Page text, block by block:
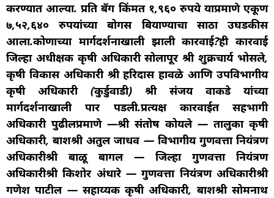
करण्यात आल्या. प्रति बॅग किंमत १,९६० रुपये याप्रमाणे एकूण
₹७,५२,६४० रुपयांच्या बोगस बियाण्याचा साठा उघडकीस
आला.कोणाच्या मार्गदर्शनाखाली झाली कारवाई?ही कारवाई
जिल्हा अधीक्षक कृषी अधिकारी सोलापूर श्री शुक्रचार्य भोसले,
कृषी विकास अधिकारी श्री हरिदास हावळे आणि उपविभागीय
कृषी अधिकारी (कुर्डुवाडी) श्री संजय वाकडे यांच्या
मार्गदर्शनाखाली पार पडली.प्रत्यक्ष कारवाईत सहभागी
अधिकारी पुढीलप्रमाणे —श्री संतोष कोयले — तालुका कृषी
अधिकारी, बार्शीश्री अतुल जाधव — विभागीय गुणवत्ता नियंत्रण
अधिकारीश्री बाळू बागल — जिल्हा गुणवत्ता नियंत्रण
अधिकारीश्री किशोर अंधारे — गुणवत्ता नियंत्रण अधिकारीश्री
गणेश पाटील — सहाय्यक कृषी अधिकारी, बार्शीश्री सोमनाथ